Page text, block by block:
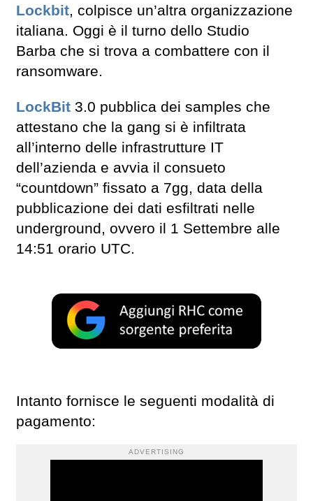
Lockbit, colpisce un’altra organizzazione
italiana. Oggi è il turno dello Studio
Barba che si trova a combattere con il
ransomware.
LockBit 3.0 pubblica dei samples che
attestano che la gang si è infiltrata
all’interno delle infrastrutture IT
dell’azienda e avvia il consueto
“countdown” fissato a 7gg, data della
pubblicazione dei dati esfiltrati nelle
underground, ovvero il 1 Settembre alle
14:51 orario UTC.
Intanto fornisce le seguenti modalità di
pagamento:
ADVERTISING